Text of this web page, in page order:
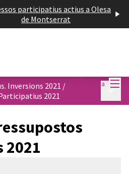
participatius actius a Olesa
de Montserrat
Entra
Inversions 2021 /
2021